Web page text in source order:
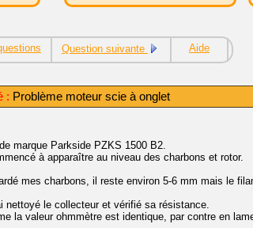
Question suivante Aide
: Problème moteur scie à onglet
marque Parkside PZKS 1500 B2.
à apparaître au niveau des charbons et rotor.
mes charbons, il reste environ 5-6 mm mais le
nettoyé le collecteur et vérifié sa résistance.
la valeur ohmmètre est identique, par contre en